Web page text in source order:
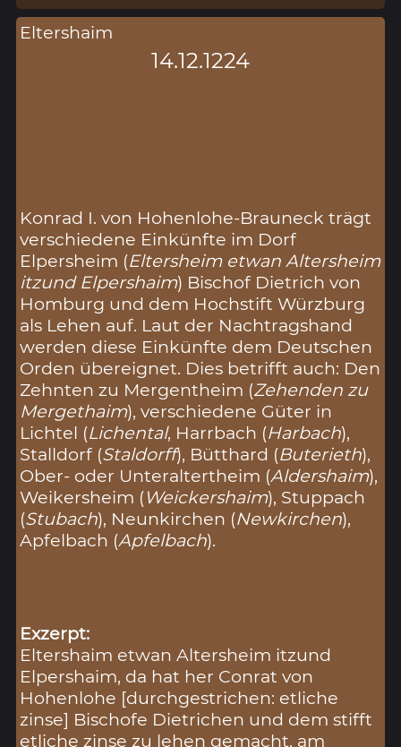
Eltershaim
14.12.1224
Konrad I. von Hohenlohe-Brauneck trägt
verschiedene Einkünfte im Dorf
Elpersheim (Eltersheim etwan Altersheim
itzund Elpershaim) Bischof Dietrich von
Homburg und dem Hochstift Würzburg
als Lehen auf. Laut der Nachtragshand
werden diese Einkünfte dem Deutschen
Orden übereignet. Dies betrifft auch: Den
Zehnten zu Mergentheim (Zehenden zu
Mergethaim), verschiedene Güter in
Lichtel (Lichental, Harrbach (Harbach),
Stalldorf (Staldorff), Bütthard (Buterieth),
Ober- oder Unteraltertheim (Aldershaim),
Weikersheim (Weickershaim), Stuppach
(Stubach), Neunkirchen (Newkirchen),
Apfelbach (Apfelbach).
Exzerpt:
Eltershaim etwan Altersheim itzund
Elpershaim, da hat her Conrat von
Hohenlohe [durchgestrichen: etliche
zinse] Bischofe Dietrichen und dem stifft
etliche zinse zu lehen gemacht, am